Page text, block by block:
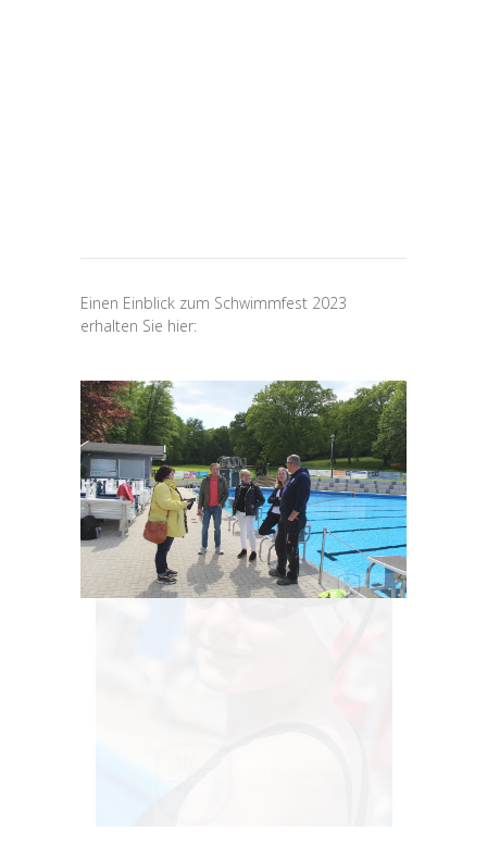
Einen Einblick zum Schwimmfest 2023
erhalten Sie hier: